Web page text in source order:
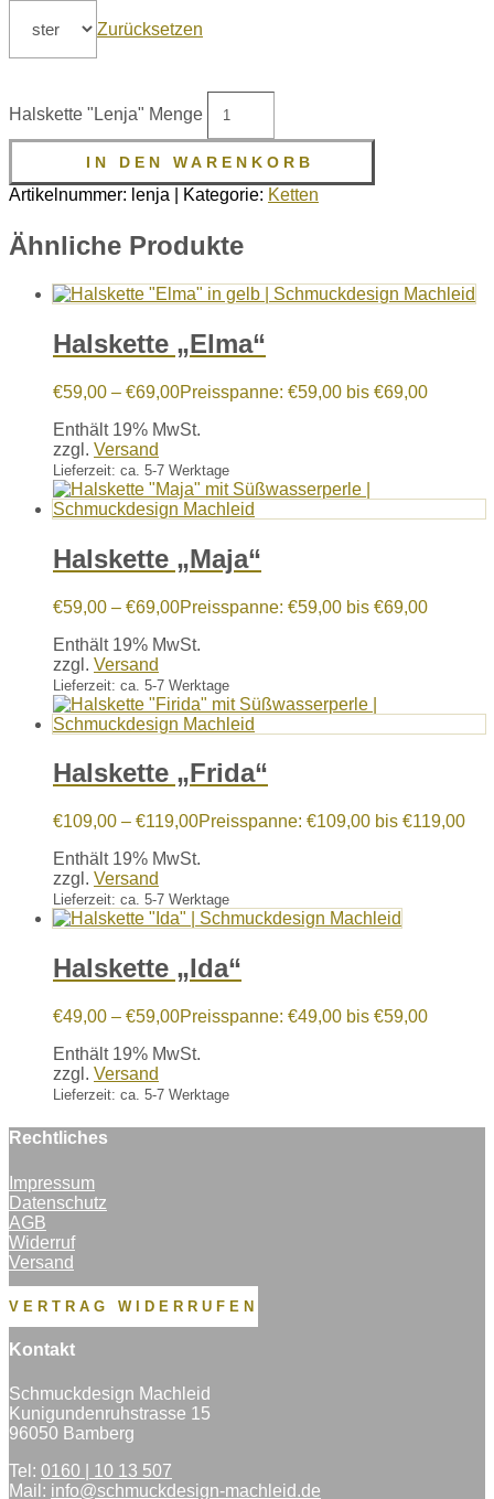
Zurücksetzen
Halskette "Lenja" Menge
IN DEN WARENKORB
Artikelnummer: lenja Kategorie: Ketten
Ähnliche Produkte
Halskette „Elma“
€59,00 – €69,00Preisspanne: €59,00 bis €69,00
Enthält 19% MwSt.
zzgl. Versand
Lieferzeit: ca. 5-7 Werktage
Halskette „Maja“
€59,00 – €69,00Preisspanne: €59,00 bis €69,00
Enthält 19% MwSt.
zzgl. Versand
Lieferzeit: ca. 5-7 Werktage
Halskette „Frida“
€109,00 – €119,00Preisspanne: €109,00 bis €119,00
Enthält 19% MwSt.
zzgl. Versand
Lieferzeit: ca. 5-7 Werktage
Halskette „Ida“
€49,00 – €59,00Preisspanne: €49,00 bis €59,00
Enthält 19% MwSt.
zzgl. Versand
Lieferzeit: ca. 5-7 Werktage
Rechtliches
Impressum
Datenschutz
AGB
Widerruf
Versand
VERTRAG WIDERRUFEN
Kontakt
Schmuckdesign Machleid
Kunigundenruhstrasse 15
96050 Bamberg
Tel: 0160 | 10 13 507
Mail: info@schmuckdesign-machleid.de